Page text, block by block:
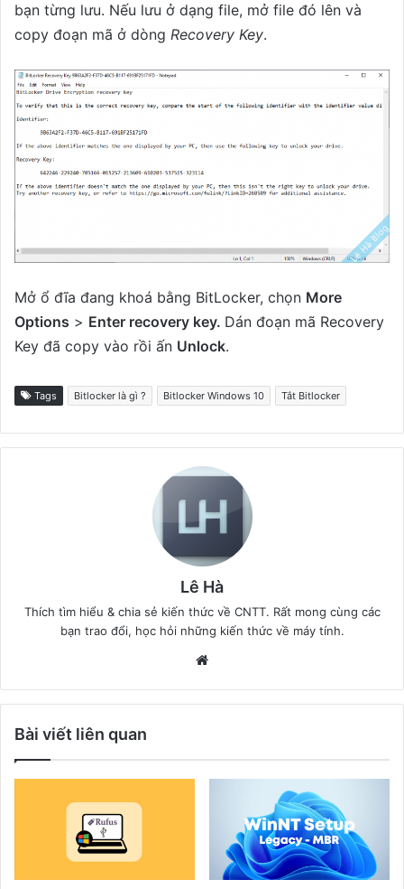
bạn từng lưu. Nếu lưu ở dạng file, mở file đó lên và
copy đoạn mã ở dòng Recovery Key.
Mở ổ đĩa đang khoá bằng BitLocker, chọn More
Options > Enter recovery key. Dán đoạn mã Recovery
Key đã copy vào rồi ấn Unlock.
Tags Bitlocker là gì ? Bitlocker Windows 10 Tắt Bitlocker
Lê Hà
Thích tìm hiểu & chia sẻ kiến thức về CNTT. Rất mong cùng các
bạn trao đổi, học hỏi những kiến thức về máy tính.
Bài viết liên quan